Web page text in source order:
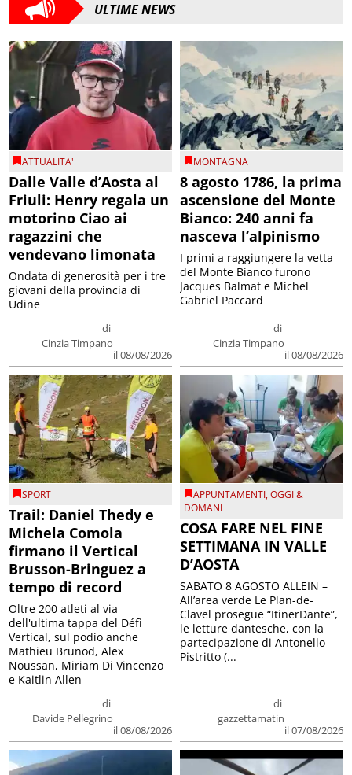
ULTIME NEWS
ATTUALITA'
Dalle Valle d’Aosta al
Friuli: Henry regala un
motorino Ciao ai
ragazzini che
vendevano limonata
di
Cinzia Timpano
il 08/08/2026
Ondata di generosità per i tre
giovani della provincia di
Udine
MONTAGNA
8 agosto 1786, la prima
ascensione del Monte
Bianco: 240 anni fa
nasceva l’alpinismo
di
Cinzia Timpano
il 08/08/2026
I primi a raggiungere la vetta
del Monte Bianco furono
Jacques Balmat e Michel
Gabriel Paccard
SPORT
Trail: Daniel Thedy e
Michela Comola
firmano il Vertical
Brusson-Bringuez a
tempo di record
di
Davide Pellegrino
il 08/08/2026
Oltre 200 atleti al via
dell'ultima tappa del Défì
Vertical, sul podio anche
Mathieu Brunod, Alex
Noussan, Miriam Di Vincenzo
e Kaitlin Allen
APPUNTAMENTI,OGGI &
DOMANI
COSA FARE NEL FINE
SETTIMANA IN VALLE
D’AOSTA
di
gazzettamatin
il 07/08/2026
SABATO 8 AGOSTO ALLEIN –
All’area verde Le Plan-de-
Clavel prosegue “ItinerDante”,
le letture dantesche, con la
partecipazione di Antonello
Pistritto (...